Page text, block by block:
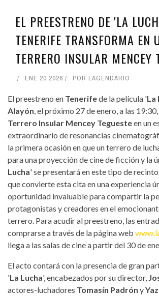
EL PREESTRENO DE 'LA
TENERIFE TRANSFORMA EN
TERRERO INSULAR MENCEY
ENE 20 2026 POR LAGENDARIO
El preestreno en Tenerifede la película 'La
Alayón, el próximo 27 de enero, a las
Terrero Insular Mencey Teguesteen un
extraordinario de resonancias
la primera ocasión en que un terrero de
para una proyección de cine de ficción y la
Lucha' se presentará en este tipo de
que convierte esta cita en una experiencia
oportunidad invaluable para compartir la
protagonistas y creadores en el
terrero. Para acudir al preestreno, las
comprarse a través de la página web
llega a las salas de cine a partir del 30 de
El acto contará con la presencia de gran
'La Lucha', encabezados por su director,
actores-luchadores Tomasín Padrón y